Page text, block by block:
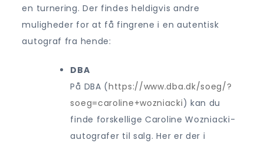
en turnering. Der findes heldigvis andre
muligheder for at få fingrene i en autentisk
autograf fra hende:
DBA
På DBA (https://www.dba.dk/soeg/?
soeg=caroline+wozniacki) kan du
finde forskellige Caroline Wozniacki-
autografer til salg. Her er der i